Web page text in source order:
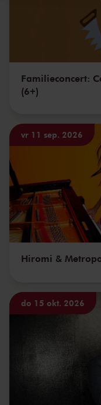
Familieconcert:
(6+)
vr 11 sep. 2026
Hiromi &
do 15 okt. 2026